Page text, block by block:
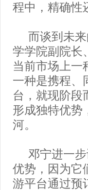
程中，精确性
而谈到未
学学院副院长
当前市场上一
一种是携程、
台，就现阶段
形成独特优势
河。
邓宁进一
优势，因为它
游平台通过预